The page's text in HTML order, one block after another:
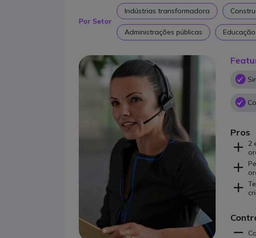
Por Setor
Indústrias transformadora
Administrações públicas Educação
Pros
2